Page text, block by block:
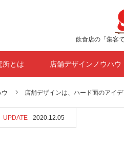
飲食店の「集客
所とは 店舗デザインノウハウ
ウ 店舗デザインは、ハード面のアイ
UPDATE 2020.12.05